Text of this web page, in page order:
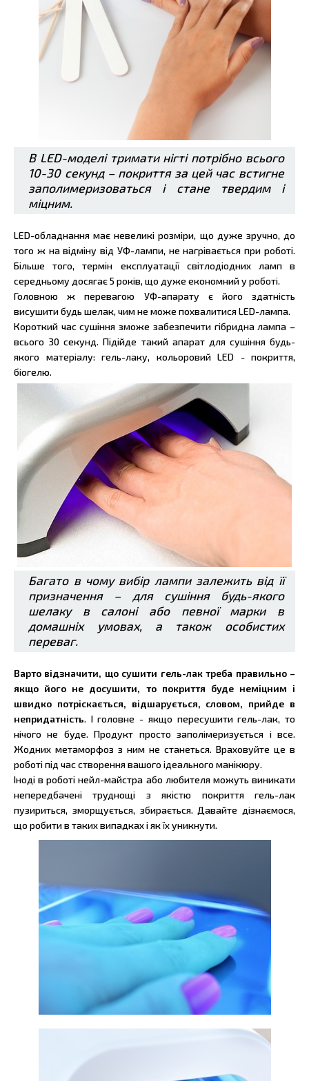
В LED-моделі тримати нігті потрібно всього
10-30 секунд – покриття за цей час встигне
заполимеризоваться і стане твердим і
міцним.
LED-обладнання має невеликі розміри, що дуже зручно, до
того ж на відміну від УФ-лампи, не нагрівається при роботі.
Більше того, термін експлуатації світлодіодних ламп в
середньому досягає 5 років, що дуже економний у роботі.
Головною ж перевагою УФ-апарату є його здатність
висушити будь шелак, чим не може похвалитися LED-лампа.
Короткий час сушіння зможе забезпечити гібридна лампа –
всього 30 секунд. Підійде такий апарат для сушіння будь-
якого матеріалу: гель-лаку, кольоровий LED - покриття,
біогелю.
Багато в чому вибір лампи залежить від її
призначення – для сушіння будь-якого
шелаку в салоні або певної марки в
домашніх умовах, а також особистих
переваг.
Варто відзначити, що сушити гель-лак треба правильно –
якщо його не досушити, то покриття буде неміцним і
швидко потріскається, відшарується, словом, прийде в
непридатність. І головне - якщо пересушити гель-лак, то
нічого не буде. Продукт просто заполімеризується і все.
Жодних метаморфоз з ним не станеться. Враховуйте це в
роботі під час створення вашого ідеального манікюру.
Іноді в роботі нейл-майстра або любителя можуть виникати
непередбачені труднощі з якістю покриття гель-лак
пузириться, зморщується, збирається. Давайте дізнаємося,
що робити в таких випадках і як їх уникнути.